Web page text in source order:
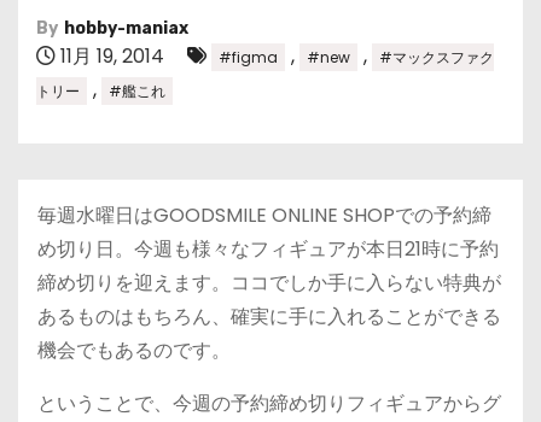
By hobby-maniax
11月 19, 2014 #figma , #new ,
#マックスファク
トリー
, #艦これ
毎週水曜日はGOODSMILE ONLINE SHOPでの予約締
め切り日。今週も様々なフィギュアが本日21時に予約
締め切りを迎えます。ココでしか手に入らない特典が
あるものはもちろん、確実に手に入れることができる
機会でもあるのです。
ということで、今週の予約締め切りフィギュアからグ